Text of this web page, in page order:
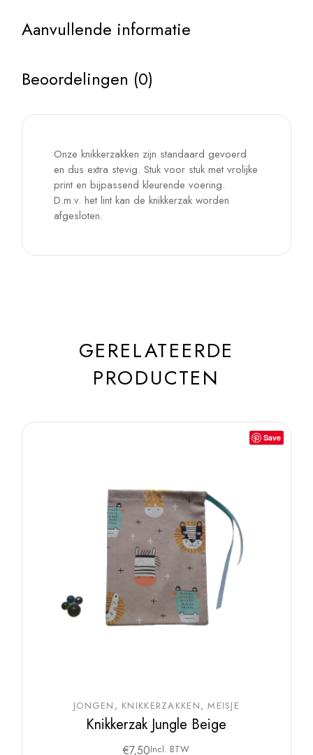
Aanvullende informatie
Beoordelingen (0)
Onze knikkerzakken zijn standaard gevoerd
en dus extra stevig. Stuk voor stuk met vrolijke
print en bijpassend kleurende voering.
D.m.v. het lint kan de knikkerzak worden
afgesloten.
GERELATEERDE
PRODUCTEN
Save
JONGEN KNIKKERZAKKEN MEISJE
Knikkerzak Jungle Beige
€7,50Incl. BTW